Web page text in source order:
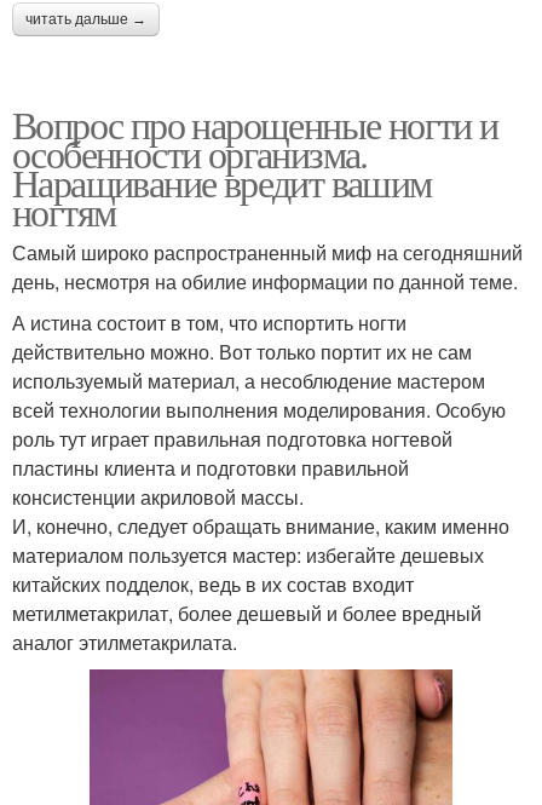
читать дальше →
Вопрос про нарощенные ногти и
особенности организма.
Наращивание вредит вашим
ногтям
Самый широко распространенный миф на сегодняшний
день, несмотря на обилие информации по данной теме.
А истина состоит в том, что испортить ногти
действительно можно. Вот только портит их не сам
используемый материал, а несоблюдение мастером
всей технологии выполнения моделирования. Особую
роль тут играет правильная подготовка ногтевой
пластины клиента и подготовки правильной
консистенции акриловой массы.
И, конечно, следует обращать внимание, каким именно
материалом пользуется мастер: избегайте дешевых
китайских подделок, ведь в их состав входит
метилметакрилат, более дешевый и более вредный
аналог этилметакрилата.